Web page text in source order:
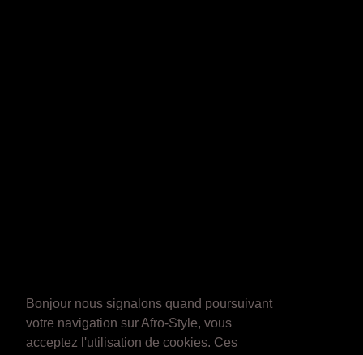
Bonjour nous signalons quand poursuivant
votre navigation sur Afro-Style, vous
acceptez l'utilisation de cookies. Ces